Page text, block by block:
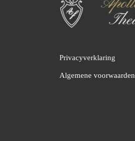
Privacyverklaring
Algemene voorwaarden